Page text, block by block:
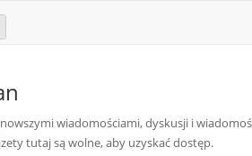
wiadomościami, dyskusji i
tutaj są wolne, aby uzyskać dostęp.